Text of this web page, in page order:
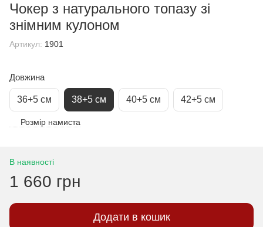
Чокер з натурального топазу зі
знімним кулоном
Артикул: 1901
Довжина
36+5 см 38+5 см 40+5 см 42+5 см
Розмір намиста
В наявності
1 660 грн
Додати в кошик